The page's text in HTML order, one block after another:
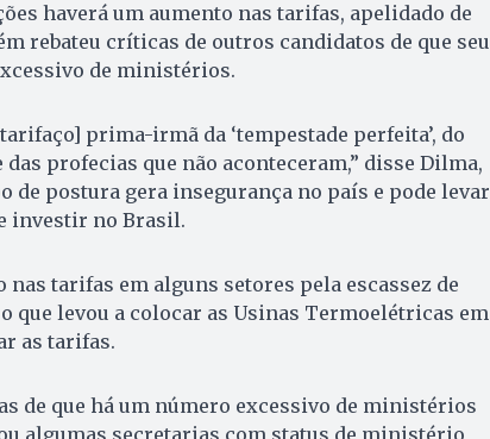
haverá um aumento nas tarifas, apelidado de
rebateu críticas de outros candidatos de que seu
de ministérios.
prima-irmã da ‘tempestade perfeita’, do
profecias que não aconteceram,” disse Dilma,
de postura gera insegurança no país e pode levar
investir no Brasil.
tarifas em alguns setores pela escassez de
o que levou a colocar as Usinas Termoelétricas em
as tarifas.
de que há um número excessivo de ministérios
algumas secretarias com status de ministério